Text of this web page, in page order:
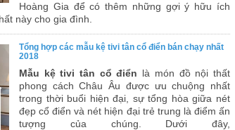
Hoàng Gia để có thêm những gợi ý hữu ích
này cho gia đình.
Tổng hợp các mẫu kệ tivi tân cổ điển bán chạy nhất
2018
Mẫu kệ tivi tân cổ điển là món đồ nội thất
phong cách Châu Âu được ưu chuộng nhất
trong thời buổi hiện đại, sự tổng hòa giữa nét
đẹp cổ điển và nét hiện đại trẻ trung là điểm ấn
tượng của chúng. Dưới đây,